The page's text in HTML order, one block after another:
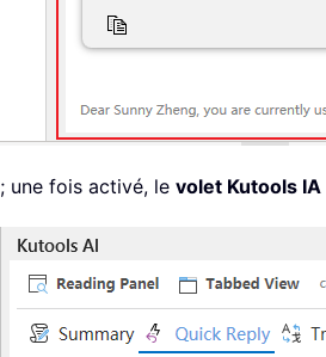
; une fois activé, le volet Kutools IA